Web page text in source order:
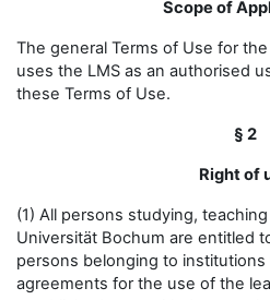
Scope of
The general Terms of Use for
uses the LMS as an authorised
these Terms of Use.
§ 2
Right of
(1) All persons studying,
Universität Bochum are entitled
persons belonging to
agreements for the use of the